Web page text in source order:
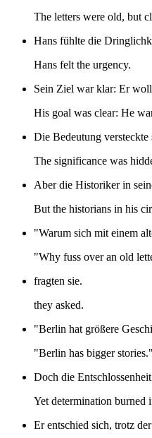
The letters were old, but
Hans fühlte die
Hans felt the urgency.
Sein Ziel war klar: Er
His goal was clear: He
Die Bedeutung
The significance was
Aber die Historiker in
But the historians in his
"Warum sich mit einem
"Why fuss over an old
fragten sie.
they asked.
"Berlin hat größere
"Berlin has bigger stories."
Doch die
Yet determination burned
Er entschied sich, trotz